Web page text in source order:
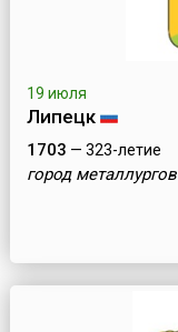
19 июля
Липецк
1703 — 323-летие
город металлургов